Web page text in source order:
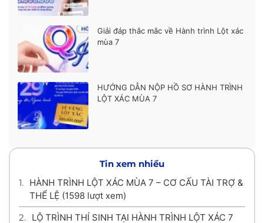
Giải đáp thắc mắc về Hành trình Lột xác
mùa 7
HƯỚNG DẪN NỘP HỒ SƠ HÀNH TRÌNH
LỘT XÁC MÙA 7
Tin xem nhiều
1. HÀNH TRÌNH LỘT XÁC MÙA 7 – CƠ CẤU TÀI TRỢ &
THỂ LỆ (1598 lượt xem)
2.
LỘ TRÌNH THÍ SINH TẠI HÀNH TRÌNH LỘT XÁC 7